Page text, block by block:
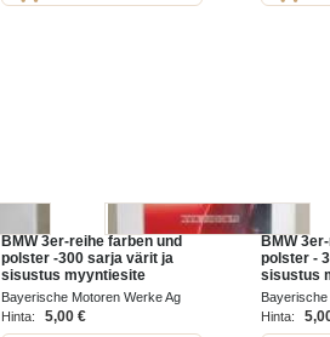
BMW 3er-reihe farben und
polster -300 sarja värit ja
sisustus myyntiesite
Bayerische Motoren Werke Ag
1992
Hinta: 5,00 €
BMW
polster -
sisustus
1992
Hinta: